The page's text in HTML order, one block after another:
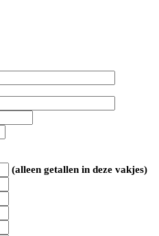
(alleen getallen in deze vakjes)